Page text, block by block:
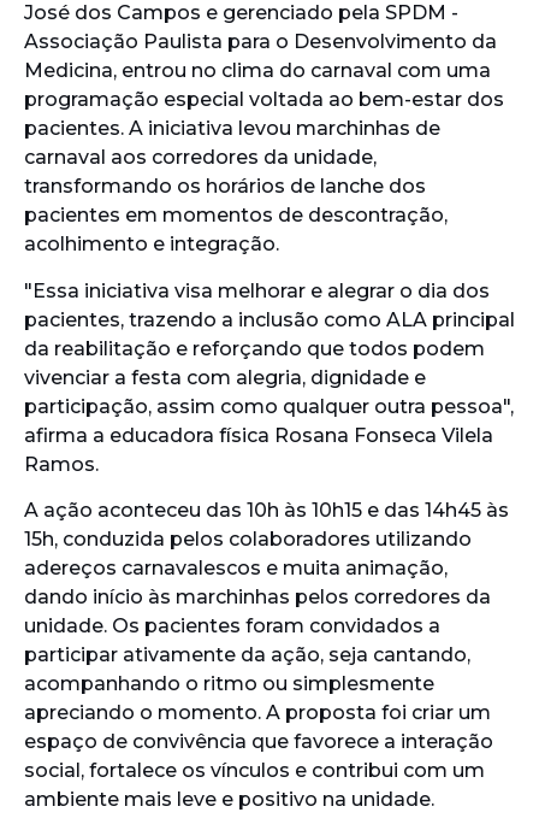
José dos Campos e gerenciado pela SPDM -
Associação Paulista para o Desenvolvimento da
Medicina, entrou no clima do carnaval com uma
programação especial voltada ao bem-estar dos
pacientes. A iniciativa levou marchinhas de
carnaval aos corredores da unidade,
transformando os horários de lanche dos
pacientes em momentos de descontração,
acolhimento e integração.
"Essa iniciativa visa melhorar e alegrar o dia dos
pacientes, trazendo a inclusão como ALA principal
da reabilitação e reforçando que todos podem
vivenciar a festa com alegria, dignidade e
participação, assim como qualquer outra pessoa",
afirma a educadora física Rosana Fonseca Vilela
Ramos.
A ação aconteceu das 10h às 10h15 e das 14h45 às
15h, conduzida pelos colaboradores utilizando
adereços carnavalescos e muita animação,
dando início às marchinhas pelos corredores da
unidade. Os pacientes foram convidados a
participar ativamente da ação, seja cantando,
acompanhando o ritmo ou simplesmente
apreciando o momento. A proposta foi criar um
espaço de convivência que favorece a interação
social, fortalece os vínculos e contribui com um
ambiente mais leve e positivo na unidade.